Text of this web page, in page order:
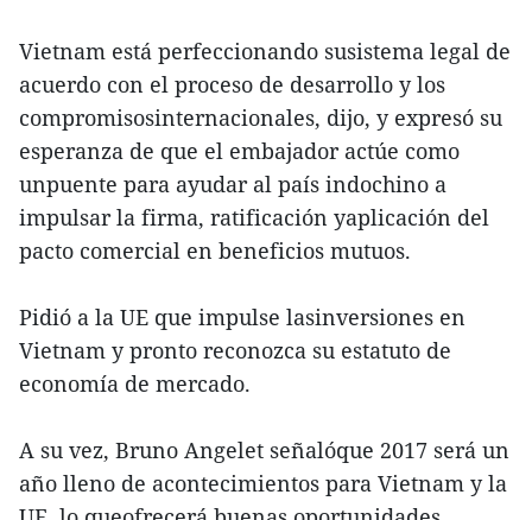
Vietnam está perfeccionando susistema legal de
acuerdo con el proceso de desarrollo y los
compromisosinternacionales, dijo, y expresó su
esperanza de que el embajador actúe como
unpuente para ayudar al país indochino a
impulsar la firma, ratificación yaplicación del
pacto comercial en beneficios mutuos.
Pidió a la UE que impulse lasinversiones en
Vietnam y pronto reconozca su estatuto de
economía de mercado.
A su vez, Bruno Angelet señalóque 2017 será un
año lleno de acontecimientos para Vietnam y la